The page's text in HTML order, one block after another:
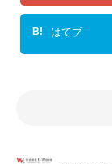
B! はてブ